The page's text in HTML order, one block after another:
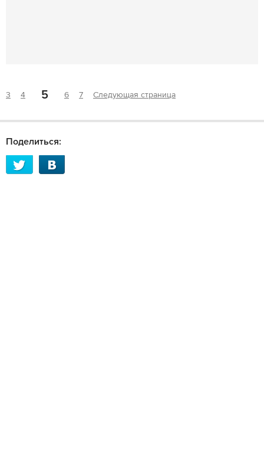
3 4 5 6 7 Следующая страница
Поделиться: